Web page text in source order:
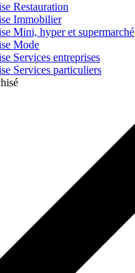
Restauration
Immobilier
Mini, hyper et supermarché
Mode
Services entreprises
Services particuliers